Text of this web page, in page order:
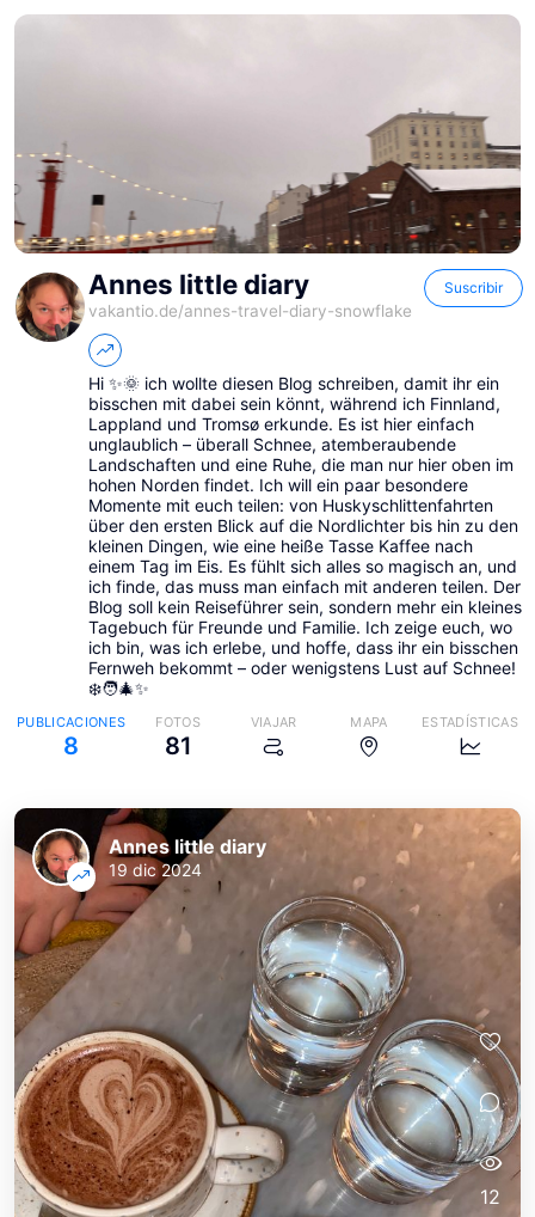
Annes little diary
vakantio.de/annes-travel-diary-snowflake
Suscribir
Hi ✨🌞 ich wollte diesen Blog schreiben, damit ihr ein
bisschen mit dabei sein könnt, während ich Finnland,
Lappland und Tromsø erkunde. Es ist hier einfach
unglaublich – überall Schnee, atemberaubende
Landschaften und eine Ruhe, die man nur hier oben im
hohen Norden findet. Ich will ein paar besondere
Momente mit euch teilen: von Huskyschlittenfahrten
über den ersten Blick auf die Nordlichter bis hin zu den
kleinen Dingen, wie eine heiße Tasse Kaffee nach
einem Tag im Eis. Es fühlt sich alles so magisch an, und
ich finde, das muss man einfach mit anderen teilen. Der
Blog soll kein Reiseführer sein, sondern mehr ein kleines
Tagebuch für Freunde und Familie. Ich zeige euch, wo
ich bin, was ich erlebe, und hoffe, dass ihr ein bisschen
Fernweh bekommt – oder wenigstens Lust auf Schnee!
❄️🧑‍🎄✨
PUBLICACIONES
8
FOTOS
81
VIAJAR MAPA ESTADÍSTICAS
Annes little diary
19 dic 2024
12